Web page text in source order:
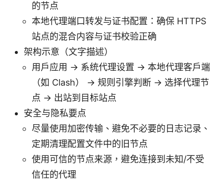
的节点
本地代理端口转发与证书配置：确保 HTTPS
站点的混合内容与证书校验正确
架构示意（文字描述）
用户应用 → 系统代理设置 → 本地代理客户端
（如 Clash） → 规则引擎判断 → 选择代理节
点 → 出站到目标站点
安全与隐私要点
尽量使用加密传输、避免不必要的日志记录、
定期清理配置文件中的旧节点
使用可信的节点来源，避免连接到未知/不受
信任的代理